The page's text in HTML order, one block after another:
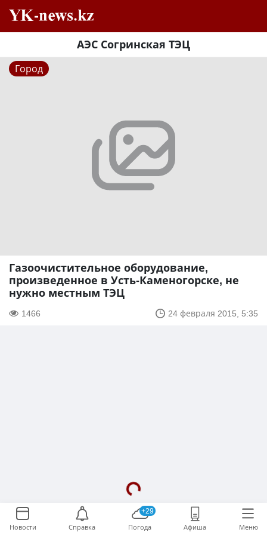
АЭС Согринская ТЭЦ
Город
Газоочистительное оборудование,
произведенное в Усть-Каменогорске, не
нужно местным ТЭЦ
1466 24 февраля 2015, 5:35
Новости Справка
+29
Погода Афиша Меню